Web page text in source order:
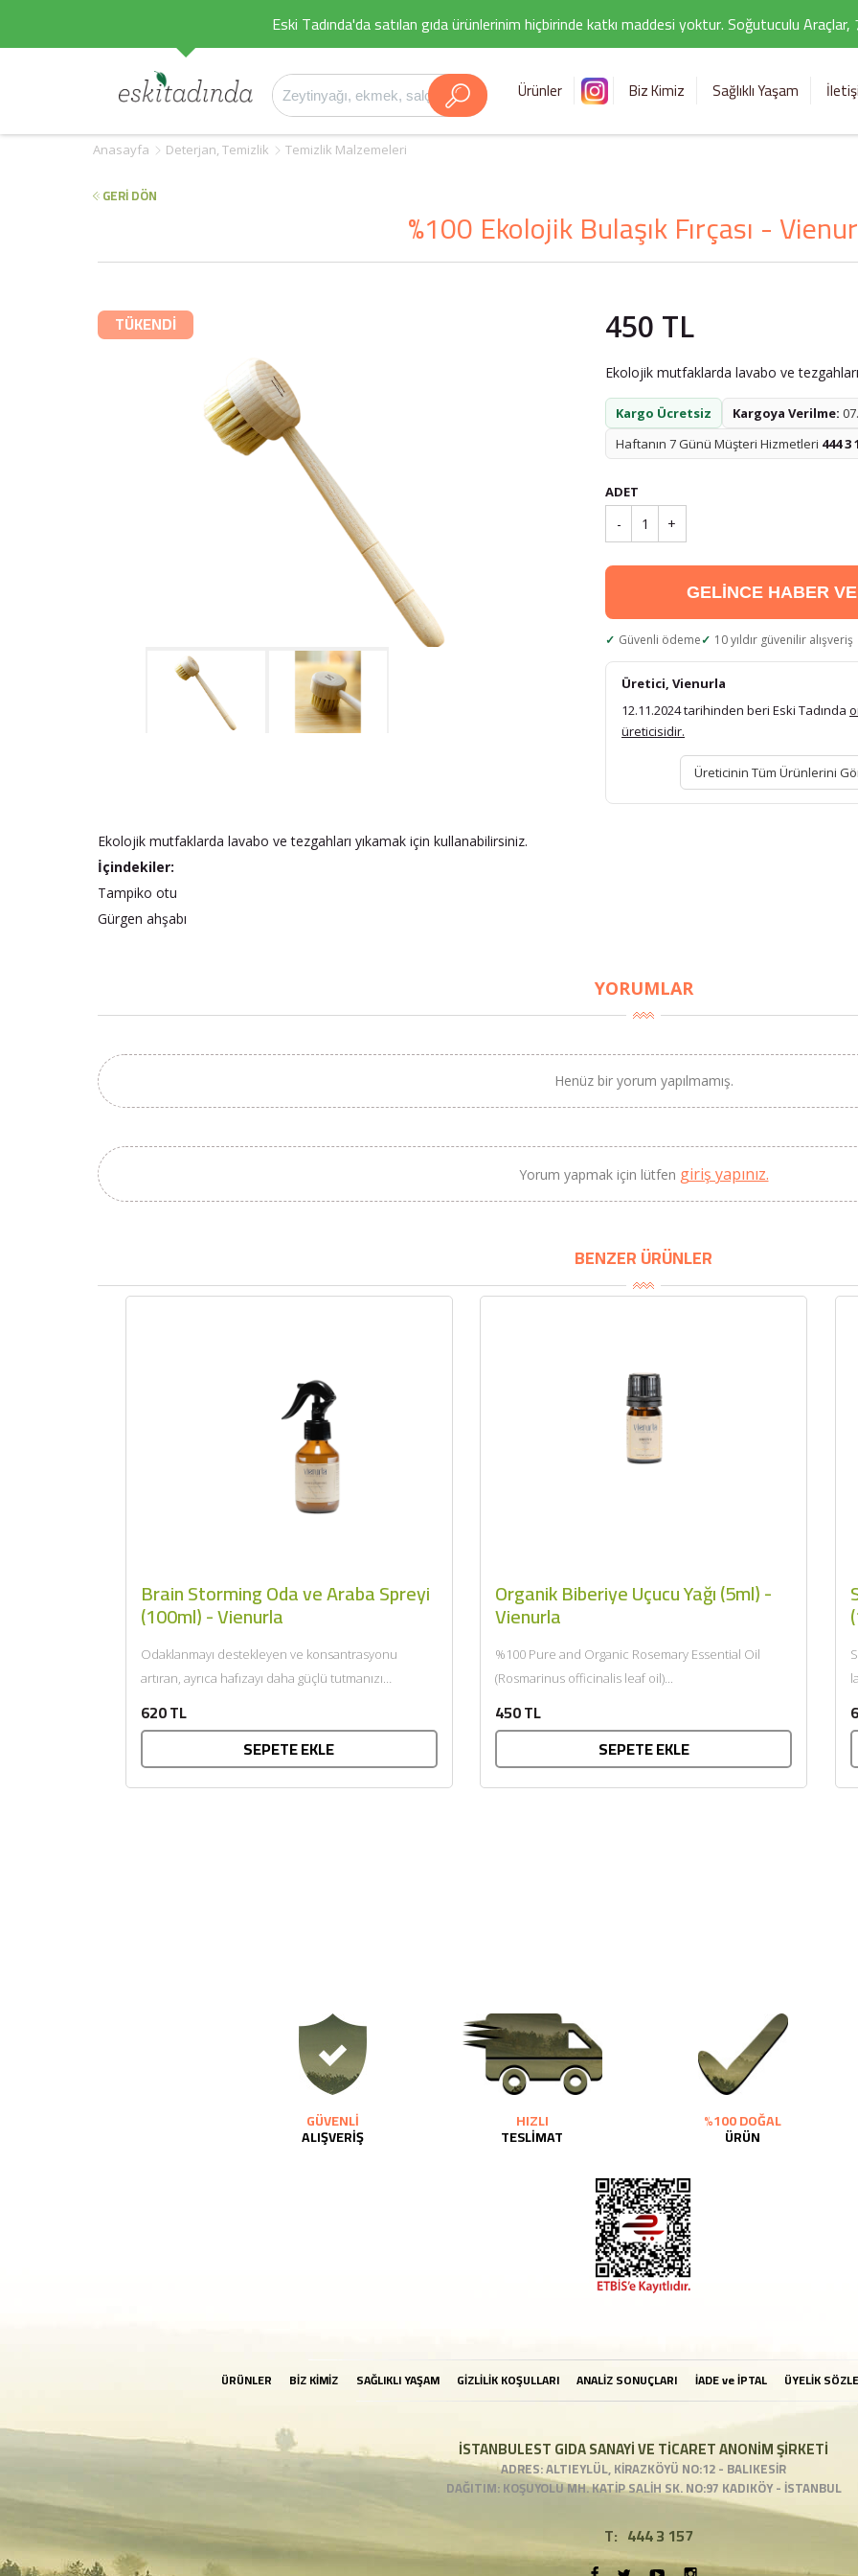
Eski Tadında'da satılan gıda ürünlerinim hiçbirinde katkı maddesi yoktur. Soğutuculu
Ürünler Biz Kimiz Sağlıklı Yaşam
Anasayfa Deterjan, Temizlik Temizlik Malzemeleri
GERİ DÖN
%100 Ekolojik Bulaşık Fırçası -
TÜKENDİ 450 TL
Ekolojik mutfaklarda lavabo ve
Kargo Ücretsiz Kargoya Verilme:
Haftanın 7 Günü Müşteri Hizmetleri 444 3
ADET
- 1 +
GELİNCE HABER
Güvenli ödeme 10 yıldır güvenilir alışveriş
Üretici, Vienurla
12.11.2024 tarihinden beri Eski Tadında
üreticisidir.
Üreticinin Tüm Ürünlerini
Ekolojik mutfaklarda lavabo ve tezgahları yıkamak için kullanabilirsiniz.
İçindekiler:
Tampiko otu
Gürgen ahşabı
YORUMLAR
Henüz bir yorum yapılmamış.
Yorum yapmak için lütfen giriş yapınız.
BENZER ÜRÜNLER
Brain Storming Oda ve Araba Spreyi
(100ml) - Vienurla
Odaklanmayı destekleyen ve konsantrasyonu
artıran, ayrıca hafızayı daha güçlü tutmanızı
620 TL
SEPETE EKLE
Organik Biberiye Uçucu Yağı (5ml) -
Vienurla
%100 Pure and Organic Rosemary Essential Oil
(Rosmarinus officinalis leaf oil)...
450 TL
SEPETE EKLE
GÜVENLİ
ALIŞVERİŞ
HIZLI
TESLİMAT
%100 DOĞAL
ÜRÜN
ÜRÜNLER BİZ KİMİZ SAĞLIKLI YAŞAM GİZLİLİK KOŞULLARI ANALİZ SONUÇLARI İADE ve İPTAL ÜYELİK
İSTANBULEST GIDA SANAYİ VE TİCARET ANONİM ŞİRKETİ
ADRES: ALTIEYLÜL, KİRAZKÖYÜ NO:12 - BALIKESİR
DAĞITIM: KOŞUYOLU MH. KATİP SALİH SK. NO:97 KADIKÖY - İSTANBUL
T: 444 3 157
BU HAFTANIN PLANLI İNDİRİMİ